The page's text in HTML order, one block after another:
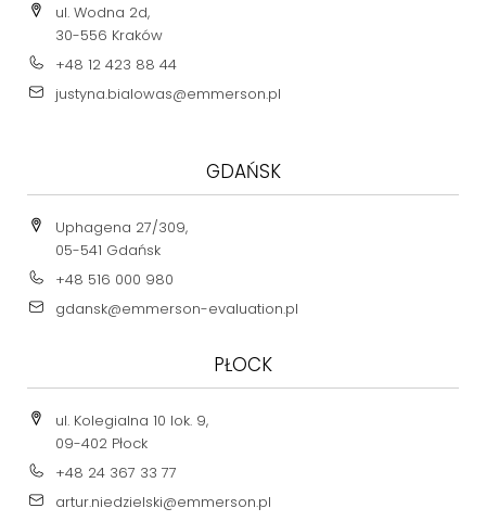
ul. Wodna 2d,
30-556 Kraków
+48 12 423 88 44
justyna.bialowas@emmerson.pl
GDAŃSK
Uphagena 27/309,
05-541 Gdańsk
+48 516 000 980
gdansk@emmerson-evaluation.pl
PŁOCK
ul. Kolegialna 10 lok. 9,
09-402 Płock
+48 24 367 33 77
artur.niedzielski@emmerson.pl